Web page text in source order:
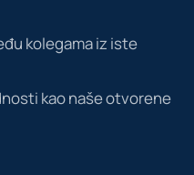
kolegama iz iste
kao naše otvorene